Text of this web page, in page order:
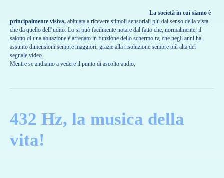
La società in cui siamo è
principalmente visiva, abituata a ricevere stimoli sensoriali più dal senso della vista
che da quello dell’udito. Lo si può facilmente notare dal fatto che, normalmente, il
salotto di una abitazione è arredato in funzione dello schermo tv, che negli anni ha
assunto dimensioni sempre maggiori, grazie alla risoluzione sempre più alta del
segnale video.
Mentre se andiamo a vedere il punto di ascolto audio,
432 Hz, la musica della
vita!